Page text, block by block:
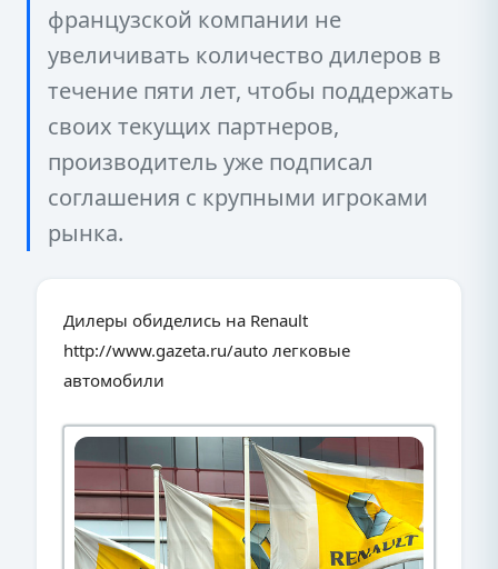
французской компании не
увеличивать количество дилеров в
течение пяти лет, чтобы поддержать
своих текущих партнеров,
производитель уже подписал
соглашения с крупными игроками
рынка.
Дилеры обиделись на Renault
http://www.gazeta.ru/auto легковые
автомобили